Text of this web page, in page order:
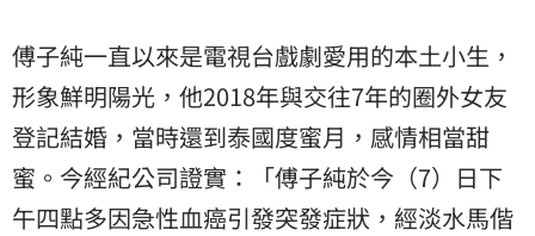
傅子純一直以來是電視台戲劇愛用的本土小生，
形象鮮明陽光，他2018年與交往7年的圈外女友
登記結婚，當時還到泰國度蜜月，感情相當甜
蜜。今經紀公司證實：「傅子純於今（7）日下
午四點多因急性血癌引發突發症狀，經淡水馬偕